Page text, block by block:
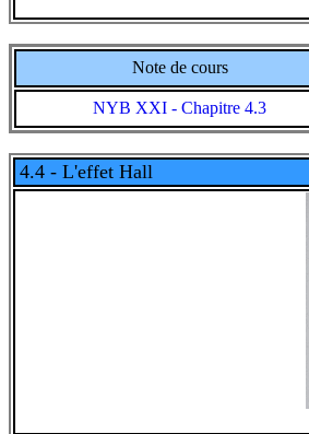
Note de cours
NYB XXI - Chapitre 4.3
4.4 - L'effet Hall